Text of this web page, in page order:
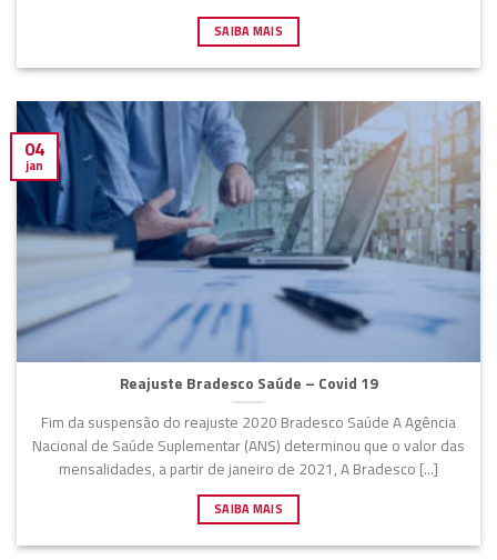
SAIBA MAIS
Reajuste Bradesco Saúde – Covid 19
Fim da suspensão do reajuste 2020 Bradesco Saúde A Agência
Nacional de Saúde Suplementar (ANS) determinou que o valor das
mensalidades, a partir de janeiro de 2021, A Bradesco [...]
SAIBA MAIS
04
jan